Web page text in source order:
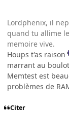
Lordphenix, il
quand tu allime
memoire vive.
Houps t'as raison
marrant au
Memtest est
problèmes de
Citer